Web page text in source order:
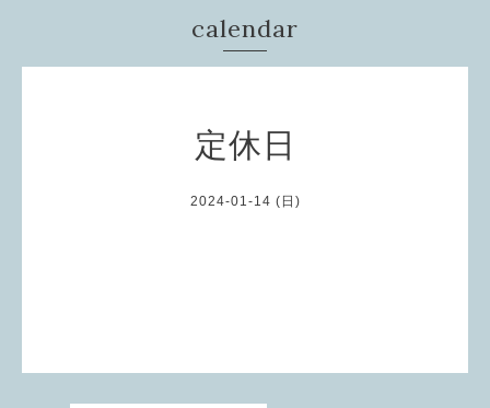
calendar
定休日
2024-01-14 (日)